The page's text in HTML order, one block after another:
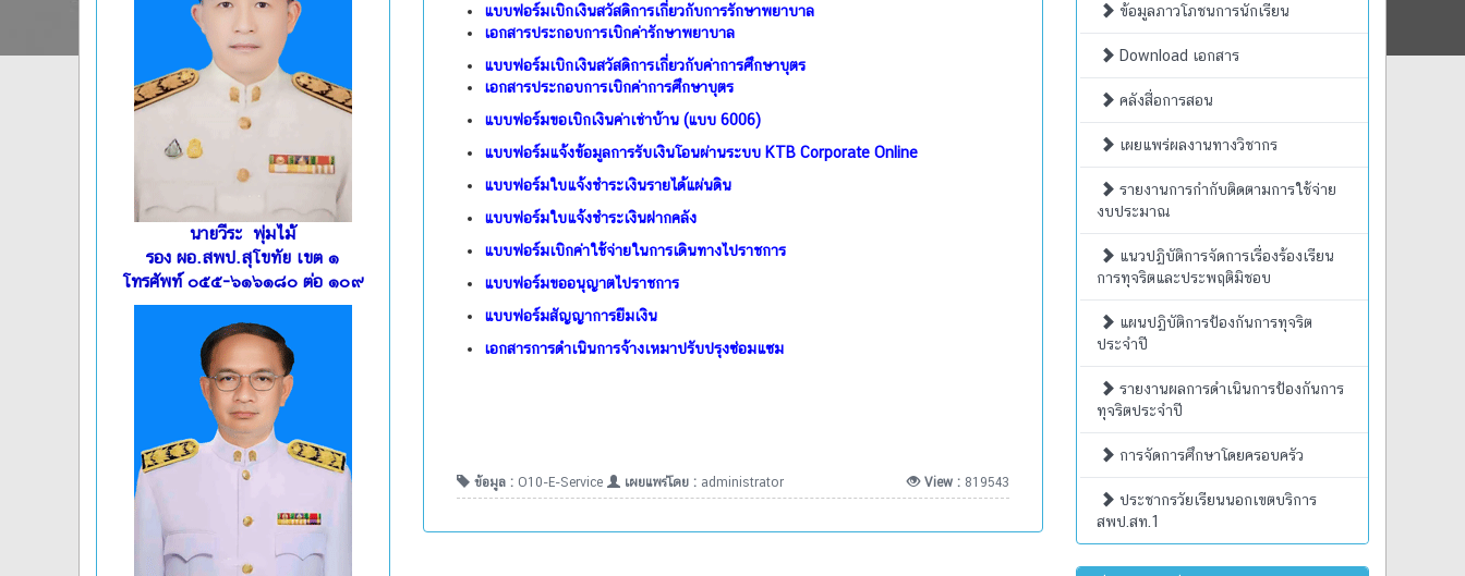
นายวีระ พุ่มไม้
รอง ผอ.สพป.สุโขทัย เขต ๑
โทรศัพท์ ๐๕๕-๖๑๖๑๘๐ ต่อ ๑๐๙
แบบฟอร์มเบิกเงินสวัสดิการเกี่ยวกับการรักษาพยาบาล
เอกสารประกอบการเบิกค่ารักษาพยาบาล
แบบฟอร์มเบิกเงินสวัสดิการเกี่ยวกับค่าการศึกษาบุตร
เอกสารประกอบการเบิกค่าการศึกษาบุตร
แบบฟอร์มขอเบิกเงินค่าเช่าบ้าน (แบบ 6006)
แบบฟอร์มแจ้งข้อมูลการรับเงินโอนผ่านระบบ KTB Corporate Online
แบบฟอร์มใบแจ้งชำระเงินรายได้แผ่นดิน
แบบฟอร์มใบแจ้งชำระเงินฝากคลัง
แบบฟอร์มเบิกค่าใช้จ่ายในการเดินทางไปราชการ
แบบฟอร์มขออนุญาตไปราชการ
แบบฟอร์มสัญญาการยืมเงิน
เอกสารการดำเนินการจ้างเหมาปรับปรุงซ่อมแซม
ข้อมูล : O10-E-Service เผยแพร่โดย : administrator View : 819543
ข้อมูลภาวโภชนการนักเรียน
Download เอกสาร
คลังสื่อการสอน
เผยแพร่ผลงานทางวิชากร
รายงานการกำกับติดตามการใช้จ่าย
งบประมาณ
แนวปฏิบัติการจัดการเรื่องร้องเรียน
การทุจริตและประพฤติมิชอบ
แผนปฏิบัติการป้องกันการทุจริต
ประจำปี
รายงานผลการดำเนินการป้องกันการ
ทุจริตประจำปี
การจัดการศึกษาโดยครอบครัว
ประชากรวัยเรียนนอกเขตบริการ
สพป.สท.1